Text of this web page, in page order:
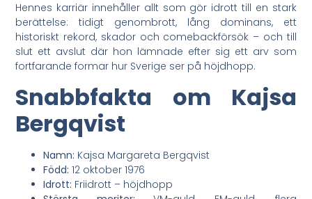
Hennes karriär innehåller allt som gör idrott till en stark
berättelse: tidigt genombrott, lång dominans, ett
historiskt rekord, skador och comebackförsök – och till
slut ett avslut där hon lämnade efter sig ett arv som
fortfarande formar hur Sverige ser på höjdhopp.
Snabbfakta om Kajsa
Bergqvist
Namn: Kajsa Margareta Bergqvist
Född: 12 oktober 1976
Idrott: Friidrott – höjdhopp